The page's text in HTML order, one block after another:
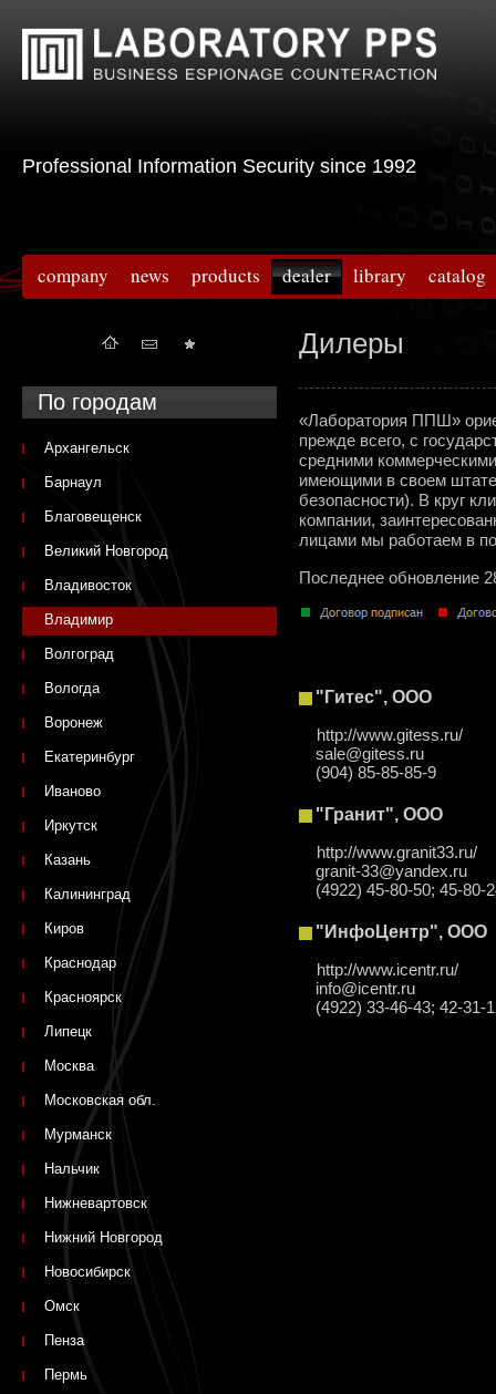
Professional Information Security since 1992
company news products dealer library catalog
Дилеры
«Лаборатория ППШ»
прежде всего, с
средними
имеющими в своем
безопасности). В круг
компании,
лицами мы работаем в
Последнее обновление
"Гитес", ООО
http://www.gitess.ru/
sale@gitess.ru
(904) 85-85-85-9
"Гранит", ООО
http://www.granit33.ru/
granit-33@yandex.ru
(4922) 45-80-50; 45-80-
"ИнфоЦентр", ООО
http://www.icentr.ru/
info@icentr.ru
(4922) 33-46-43; 42-31-
По городам
Архангельск
Барнаул
Благовещенск
Великий Новгород
Владивосток
Владимир
Волгоград
Вологда
Воронеж
Екатеринбург
Иваново
Иркутск
Казань
Калининград
Киров
Краснодар
Красноярск
Липецк
Москва
Московская обл.
Мурманск
Нальчик
Нижневартовск
Нижний Новгород
Новосибирск
Омск
Пенза
Пермь